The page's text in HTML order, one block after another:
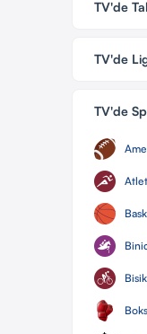
TV'de
TV'de
TV'de
Boks